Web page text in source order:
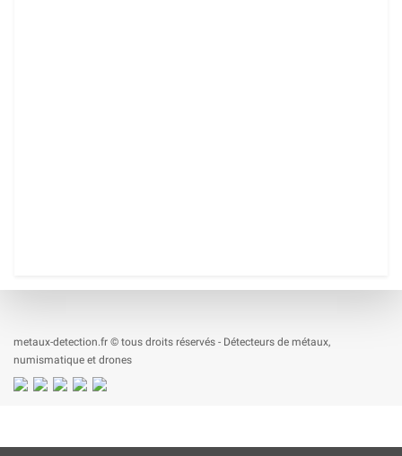
metaux-detection.fr © tous droits réservés - Détecteurs de métaux,
numismatique et drones